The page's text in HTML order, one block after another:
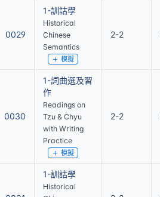
0029
1-訓詁學
Historical
Chinese
Semantics
模擬
2-2
0030
1-詞曲選及習
作
Readings on
Tzu & Chyu
with Writing
Practice
模擬
2-2
1-訓詁學
Historical